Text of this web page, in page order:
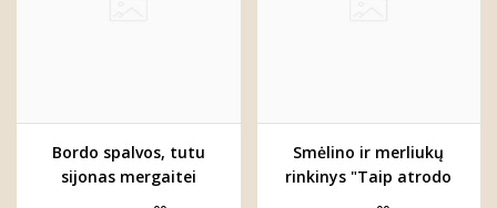
Bordo spalvos, tutu
sijonas mergaitei
Smėlino ir merliukų
rinkinys "Taip atrodo